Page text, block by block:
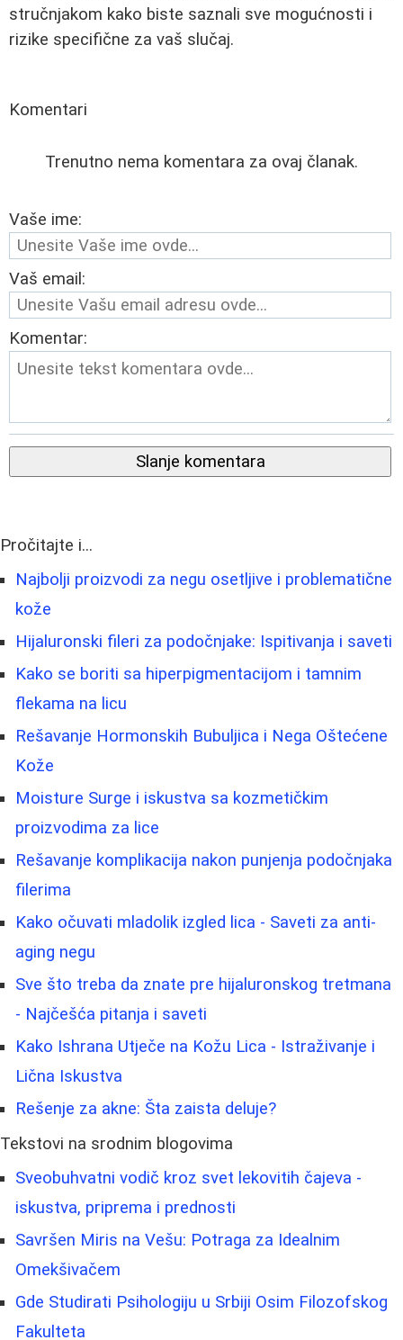
stručnjakom kako biste saznali sve mogućnosti i
rizike specifične za vaš slučaj.
Komentari
Trenutno nema komentara za ovaj članak.
Vaše ime:
Vaš email:
Komentar:
Slanje komentara
Pročitajte i...
Najbolji proizvodi za negu osetljive i problematične
kože
Hijaluronski fileri za podočnjake: Ispitivanja i saveti
Kako se boriti sa hiperpigmentacijom i tamnim
flekama na licu
Rešavanje Hormonskih Bubuljica i Nega Oštećene
Kože
Moisture Surge i iskustva sa kozmetičkim
proizvodima za lice
Rešavanje komplikacija nakon punjenja podočnjaka
filerima
Kako očuvati mladolik izgled lica - Saveti za anti-
aging negu
Sve što treba da znate pre hijaluronskog tretmana
- Najčešća pitanja i saveti
Kako Ishrana Utječe na Kožu Lica - Istraživanje i
Lična Iskustva
Rešenje za akne: Šta zaista deluje?
Tekstovi na srodnim blogovima
Sveobuhvatni vodič kroz svet lekovitih čajeva -
iskustva, priprema i prednosti
Savršen Miris na Vešu: Potraga za Idealnim
Omekšivačem
Gde Studirati Psihologiju u Srbiji Osim Filozofskog
Fakulteta